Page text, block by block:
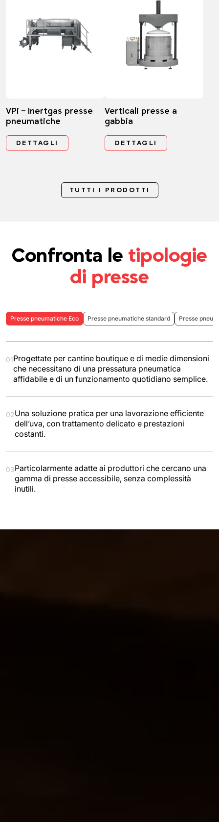
VPi – Inertgas presse
pneumatiche
DETTAGLI
Verticali presse a
gabbia
DETTAGLI
TUTTI I PRODOTTI
Confronta le tipologie
di presse
Presse pneumatiche Eco Presse pneumatiche standard Presse
01Progettate per cantine boutique e di medie dimensioni
che necessitano di una pressatura pneumatica
affidabile e di un funzionamento quotidiano semplice.
02Una soluzione pratica per una lavorazione efficiente
dell’uva, con trattamento delicato e prestazioni
costanti.
03Particolarmente adatte ai produttori che cercano una
gamma di presse accessibile, senza complessità
inutili.